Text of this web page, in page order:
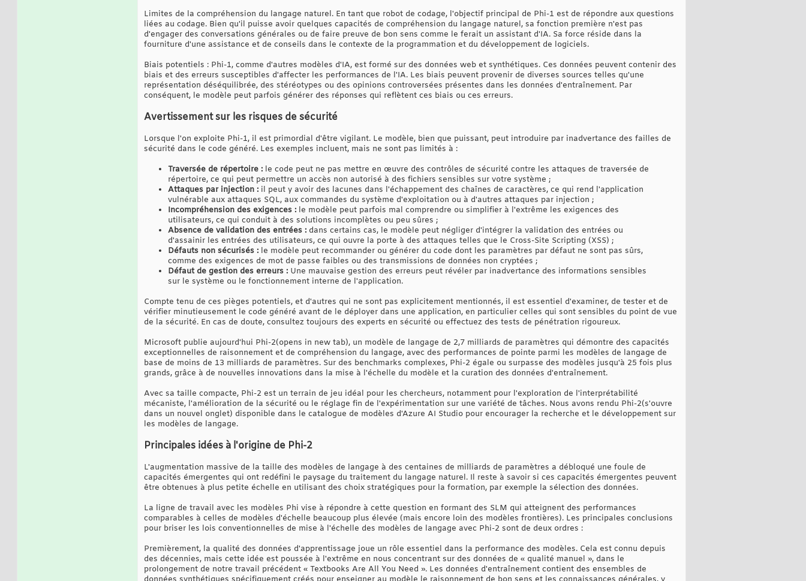
Limites de la compréhension du langage naturel. En tant que robot de codage, l'objectif principal de Phi-1 est de répondre aux questions
liées au codage. Bien qu'il puisse avoir quelques capacités de compréhension du langage naturel, sa fonction première n'est pas
d'engager des conversations générales ou de faire preuve de bon sens comme le ferait un assistant d'IA. Sa force réside dans la
fourniture d'une assistance et de conseils dans le contexte de la programmation et du développement de logiciels.
Biais potentiels : Phi-1, comme d'autres modèles d'IA, est formé sur des données web et synthétiques. Ces données peuvent contenir des
biais et des erreurs susceptibles d'affecter les performances de l'IA. Les biais peuvent provenir de diverses sources telles qu'une
représentation déséquilibrée, des stéréotypes ou des opinions controversées présentes dans les données d'entraînement. Par
conséquent, le modèle peut parfois générer des réponses qui reflètent ces biais ou ces erreurs.
Avertissement sur les risques de sécurité
Lorsque l'on exploite Phi-1, il est primordial d'être vigilant. Le modèle, bien que puissant, peut introduire par inadvertance des failles de
sécurité dans le code généré. Les exemples incluent, mais ne sont pas limités à :
Traversée de répertoire : le code peut ne pas mettre en œuvre des contrôles de sécurité contre les attaques de traversée de
répertoire, ce qui peut permettre un accès non autorisé à des fichiers sensibles sur votre système ;
Attaques par injection : il peut y avoir des lacunes dans l'échappement des chaînes de caractères, ce qui rend l'application
vulnérable aux attaques SQL, aux commandes du système d'exploitation ou à d'autres attaques par injection ;
Incompréhension des exigences : le modèle peut parfois mal comprendre ou simplifier à l'extrême les exigences des
utilisateurs, ce qui conduit à des solutions incomplètes ou peu sûres ;
Absence de validation des entrées : dans certains cas, le modèle peut négliger d'intégrer la validation des entrées ou
d'assainir les entrées des utilisateurs, ce qui ouvre la porte à des attaques telles que le Cross-Site Scripting (XSS) ;
Défauts non sécurisés : le modèle peut recommander ou générer du code dont les paramètres par défaut ne sont pas sûrs,
comme des exigences de mot de passe faibles ou des transmissions de données non cryptées ;
Défaut de gestion des erreurs : Une mauvaise gestion des erreurs peut révéler par inadvertance des informations sensibles
sur le système ou le fonctionnement interne de l'application.
Compte tenu de ces pièges potentiels, et d'autres qui ne sont pas explicitement mentionnés, il est essentiel d'examiner, de tester et de
vérifier minutieusement le code généré avant de le déployer dans une application, en particulier celles qui sont sensibles du point de vue
de la sécurité. En cas de doute, consultez toujours des experts en sécurité ou effectuez des tests de pénétration rigoureux.
Microsoft publie aujourd'hui Phi-2(opens in new tab), un modèle de langage de 2,7 milliards de paramètres qui démontre des capacités
exceptionnelles de raisonnement et de compréhension du langage, avec des performances de pointe parmi les modèles de langage de
base de moins de 13 milliards de paramètres. Sur des benchmarks complexes, Phi-2 égale ou surpasse des modèles jusqu'à 25 fois plus
grands, grâce à de nouvelles innovations dans la mise à l'échelle du modèle et la curation des données d'entraînement.
Avec sa taille compacte, Phi-2 est un terrain de jeu idéal pour les chercheurs, notamment pour l'exploration de l'interprétabilité
mécaniste, l'amélioration de la sécurité ou le réglage fin de l'expérimentation sur une variété de tâches. Nous avons rendu Phi-2(s'ouvre
dans un nouvel onglet) disponible dans le catalogue de modèles d'Azure AI Studio pour encourager la recherche et le développement sur
les modèles de langage.
Principales idées à l'origine de Phi-2
L'augmentation massive de la taille des modèles de langage à des centaines de milliards de paramètres a débloqué une foule de
capacités émergentes qui ont redéfini le paysage du traitement du langage naturel. Il reste à savoir si ces capacités émergentes peuvent
être obtenues à plus petite échelle en utilisant des choix stratégiques pour la formation, par exemple la sélection des données.
La ligne de travail avec les modèles Phi vise à répondre à cette question en formant des SLM qui atteignent des performances
comparables à celles de modèles d'échelle beaucoup plus élevée (mais encore loin des modèles frontières). Les principales conclusions
pour briser les lois conventionnelles de mise à l'échelle des modèles de langage avec Phi-2 sont de deux ordres :
Premièrement, la qualité des données d'apprentissage joue un rôle essentiel dans la performance des modèles. Cela est connu depuis
des décennies, mais cette idée est poussée à l'extrême en nous concentrant sur des données de « qualité manuel », dans le
prolongement de notre travail précédent « Textbooks Are All You Need ». Les données d'entraînement contient des ensembles de